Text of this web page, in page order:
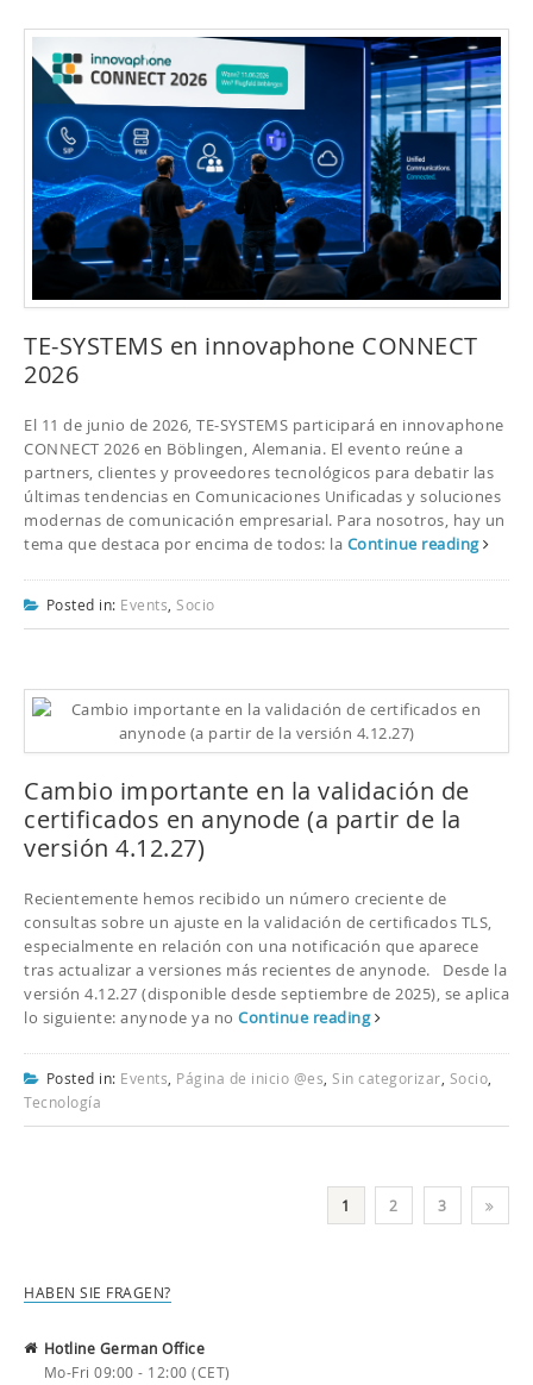
TE-SYSTEMS en innovaphone CONNECT
2026
El 11 de junio de 2026, TE-SYSTEMS participará en innovaphone
CONNECT 2026 en Böblingen, Alemania. El evento reúne a
partners, clientes y proveedores tecnológicos para debatir las
últimas tendencias en Comunicaciones Unificadas y soluciones
modernas de comunicación empresarial. Para nosotros, hay un
tema que destaca por encima de todos: la Continue reading
Posted in: Events, Socio
Cambio importante en la validación de
certificados en anynode (a partir de la
versión 4.12.27)
Recientemente hemos recibido un número creciente de
consultas sobre un ajuste en la validación de certificados TLS,
especialmente en relación con una notificación que aparece
tras actualizar a versiones más recientes de anynode. Desde la
versión 4.12.27 (disponible desde septiembre de 2025), se aplica
lo siguiente: anynode ya no Continue reading
Posted in: Events, Página de inicio @es, Sin categorizar, Socio,
Tecnología
1 2 3
HABEN SIE FRAGEN?
Hotline German Office
Mo-Fri 09:00 - 12:00 (CET)